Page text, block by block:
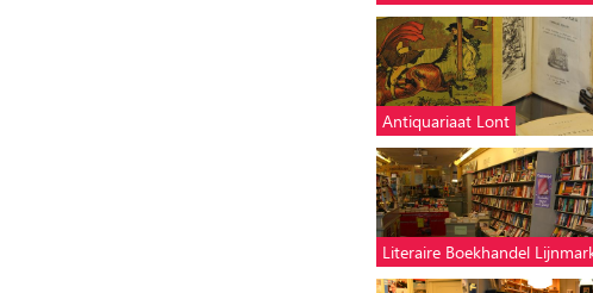
Antiquariaat Lont
Literaire Boekhandel